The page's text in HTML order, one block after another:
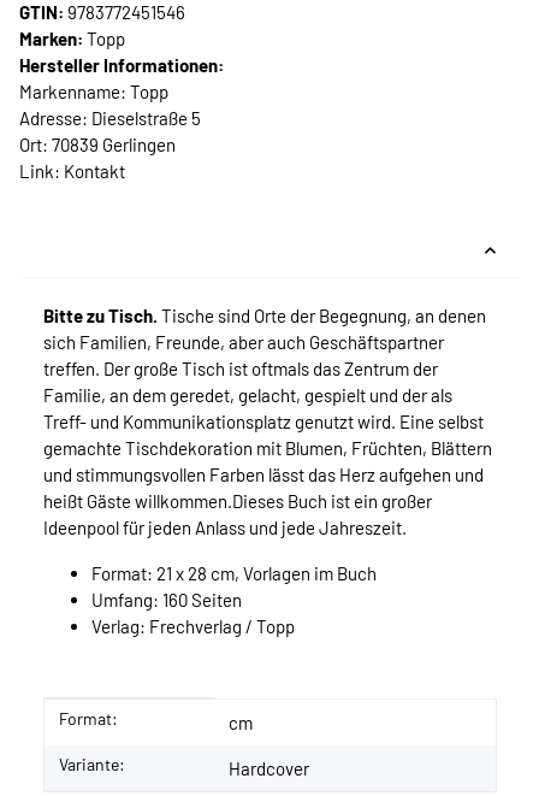
GTIN: 9783772451546
Marken: Topp
Hersteller Informationen:
Markenname: Topp
Adresse: Dieselstraße 5
Ort: 70839 Gerlingen
Link: Kontakt
Bitte zu Tisch. Tische sind Orte der Begegnung, an denen
sich Familien, Freunde, aber auch Geschäftspartner
treffen. Der große Tisch ist oftmals das Zentrum der
Familie, an dem geredet, gelacht, gespielt und der als
Treff- und Kommunikationsplatz genutzt wird. Eine selbst
gemachte Tischdekoration mit Blumen, Früchten, Blättern
und stimmungsvollen Farben lässt das Herz aufgehen und
heißt Gäste willkommen.Dieses Buch ist ein großer
Ideenpool für jeden Anlass und jede Jahreszeit.
Format: 21 x 28 cm, Vorlagen im Buch
Umfang: 160 Seiten
Verlag: Frechverlag / Topp
Produkteigenschaft
Wert
Format: cm
Variante: Hardcover